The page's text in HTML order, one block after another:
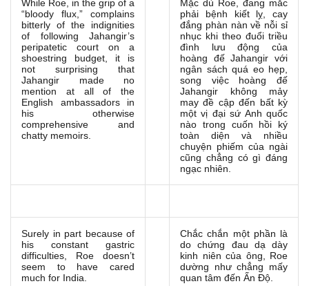
While Roe, in the grip of a
“bloody flux,” complains
bitterly of the indignities
of following Jahangir’s
peripatetic court on a
shoestring budget, it is
not surprising that
Jahangir made no
mention at all of the
English ambassadors in
his otherwise
comprehensive and
chatty memoirs.
Mặc dù Roe, đang mắc
phải bệnh kiết lỵ, cay
đắng phàn nàn về nỗi sỉ
nhục khi theo đuổi triều
đình lưu động của
hoàng đế Jahangir với
ngân sách quá eo hẹp,
song việc hoàng đế
Jahangir không mảy
may đề cập đến bất kỳ
một vị đại sứ Anh quốc
nào trong cuốn hồi ký
toàn diện và nhiều
chuyện phiếm của ngài
cũng chẳng có gì đáng
ngạc nhiên.
Surely in part because of
his constant gastric
difficulties, Roe doesn’t
seem to have cared
much for India.
Chắc chắn một phần là
do chứng đau dạ dày
kinh niên của ông, Roe
dường như chẳng mấy
quan tâm đến Ấn Độ.